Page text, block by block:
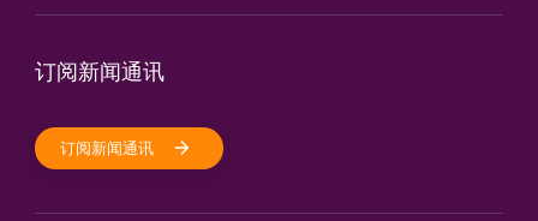
订阅新闻通讯
订阅新闻通讯